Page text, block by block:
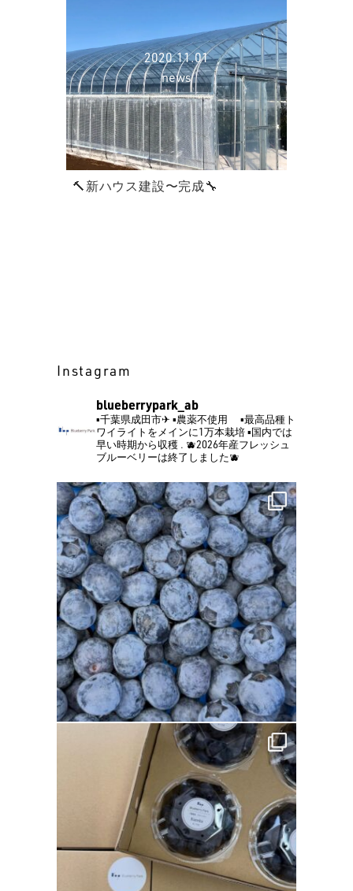
2020.11.01
news
🔨新ハウス建設〜完成🔧
Instagram
blueberrypark_ab
▪️千葉県成田市✈︎ ▪️農薬不使用
▪️最高品種ト
ワイライトをメインに1万本栽培▪️国内では
早い時期から収穫 . 🫐2026年産フレッシュ
ブルーベリーは終了しました🫐